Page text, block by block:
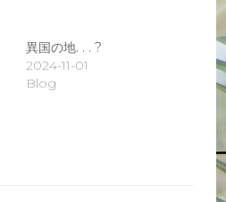
異国の地. . . ?
2024-11-01
Blog